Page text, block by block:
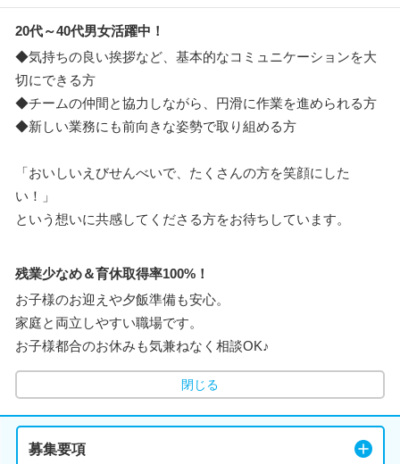
20代～40代男女活躍中！
◆気持ちの良い挨拶など、基本的なコミュニケーションを大
切にできる方
◆チームの仲間と協力しながら、円滑に作業を進められる方
◆新しい業務にも前向きな姿勢で取り組める方
「おいしいえびせんべいで、たくさんの方を笑顔にした
い！」
という想いに共感してくださる方をお待ちしています。
残業少なめ＆育休取得率100%！
お子様のお迎えや夕飯準備も安心。
家庭と両立しやすい職場です。
お子様都合のお休みも気兼ねなく相談OK♪
閉じる
募集要項